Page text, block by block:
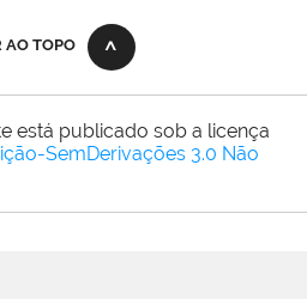
AO TOPO
está publicado sob a licença
SemDerivações 3.0 Não